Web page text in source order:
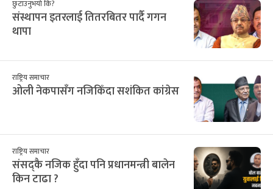
छुटाउनुभयो कि?
संस्थापन इतरलाई तितरबितर पार्दै गगन
थापा
राष्ट्रिय समाचार
ओली नेकपासँग नजिकिँदा सशंकित कांग्रेस
राष्ट्रिय समाचार
संसद्कै नजिक हुँदा पनि प्रधानमन्त्री बालेन
किन टाढा ?